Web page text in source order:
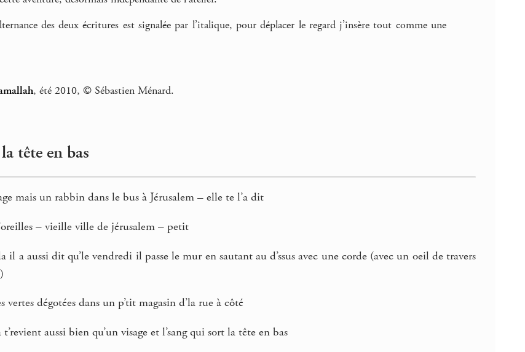
des deux écritures est signalée par l’italique, pour déplacer le regard j’insère tout comme une
, été 2010, © Sébastien Ménard.
tête en bas
mais un rabbin dans le bus à Jérusalem – elle te l’a dit
– vieille ville de jérusalem – petit
a aussi dit qu’le vendredi il passe le mur en sautant au d’ssus avec une corde (avec un oeil de travers
dégotées dans un p’tit magasin d’la rue à côté
aussi bien qu’un visage et l’sang qui sort la tête en bas